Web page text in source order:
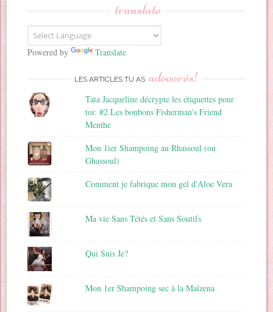
E
m
a
translate
Powered by Translate
LES ARTICLES TU AS adooorés!
Tata Jacqueline décrypte les étiquettes pour
toi: #2 Les bonbons Fisherman's Friend
Menthe
Mon 1ier Shampoing au Rhassoul (ou
Ghassoul)
Comment je fabrique mon gel d'Aloe Vera
Ma vie Sans Tétés et Sans Soutifs
Qui Suis Je?
Mon 1er Shampoing sec à la Maïzena